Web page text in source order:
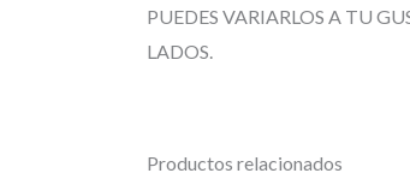
PUEDES VARIARLOS A TU
LADOS.
Productos relacionados